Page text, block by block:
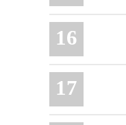
16
17